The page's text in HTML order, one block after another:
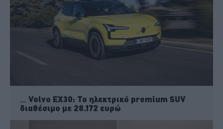
Volvo EX30: Το ηλεκτρικό premium SUV
διαθέσιμο με 28.172 ευρώ